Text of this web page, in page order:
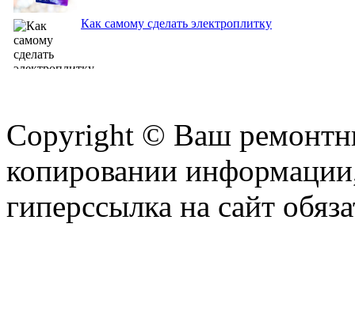
Как самому сделать электроплитку
Copyright © Ваш
копировании
гиперссылка на сайт